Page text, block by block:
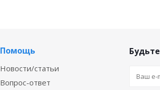
Помощь
Новости/статьи
Вопрос-ответ